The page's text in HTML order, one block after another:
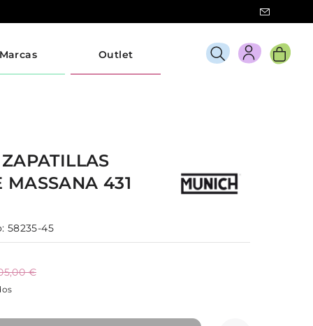
Outlet
ZAPATILLAS
MASSANA 431
58235-45
€